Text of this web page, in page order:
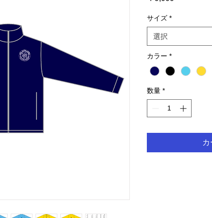
サイズ *
選択
カラー *
数量 *